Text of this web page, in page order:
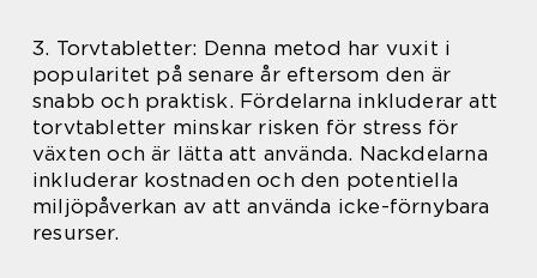
3. Torvtabletter: Denna metod har vuxit i
popularitet på senare år eftersom den är
snabb och praktisk. Fördelarna inkluderar att
torvtabletter minskar risken för stress för
växten och är lätta att använda. Nackdelarna
inkluderar kostnaden och den potentiella
miljöpåverkan av att använda icke-förnybara
resurser.